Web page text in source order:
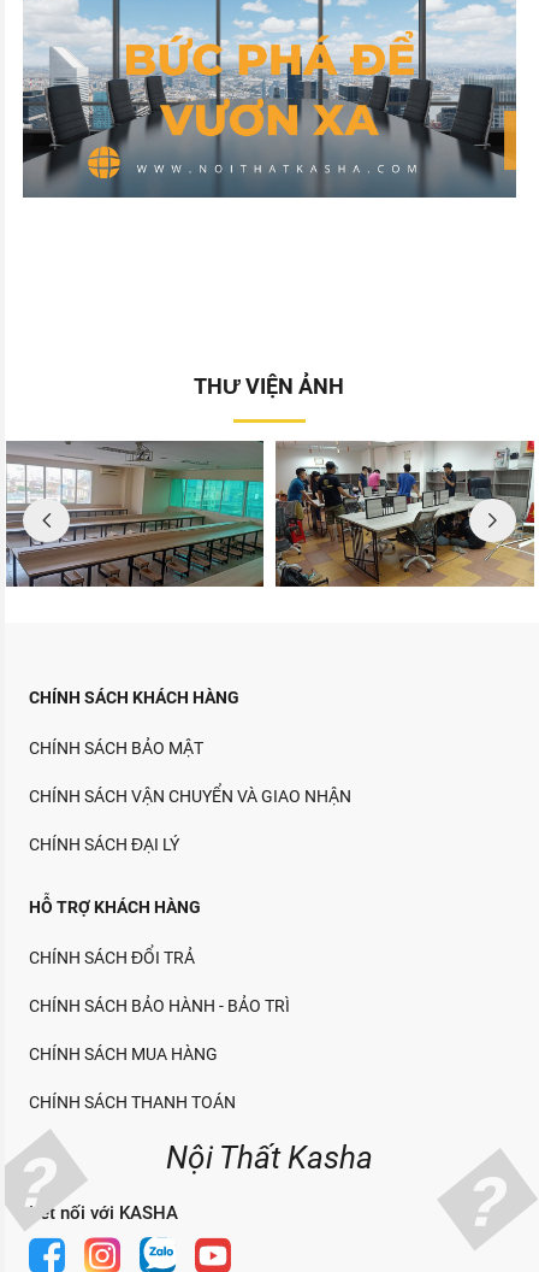
THƯ VIỆN ẢNH
CHÍNH SÁCH KHÁCH HÀNG
CHÍNH SÁCH BẢO MẬT
CHÍNH SÁCH VẬN CHUYỂN VÀ GIAO NHẬN
CHÍNH SÁCH ĐẠI LÝ
HỖ TRỢ KHÁCH HÀNG
CHÍNH SÁCH ĐỔI TRẢ
CHÍNH SÁCH BẢO HÀNH - BẢO TRÌ
CHÍNH SÁCH MUA HÀNG
CHÍNH SÁCH THANH TOÁN
Nội Thất Kasha
Kết nối với KASHA